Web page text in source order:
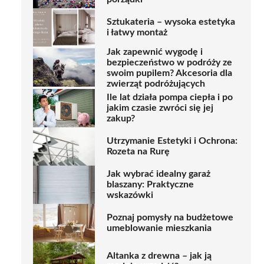
Sztukateria – wysoka estetyka
i łatwy montaż
Jak zapewnić wygodę i
bezpieczeństwo w podróży ze
swoim pupilem? Akcesoria dla
zwierząt podróżujących
Ile lat działa pompa ciepła i po
jakim czasie zwróci się jej
zakup?
Utrzymanie Estetyki i Ochrona:
Rozeta na Rurę
Jak wybrać idealny garaż
blaszany: Praktyczne
wskazówki
Poznaj pomysły na budżetowe
umeblowanie mieszkania
Altanka z drewna – jak ją